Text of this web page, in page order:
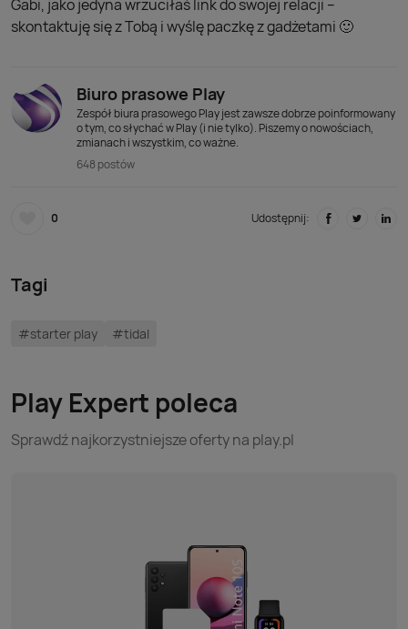
Gabi, jako jedyna wrzuciłaś link do swojej relacji –
skontaktuję się z Tobą i wyślę paczkę z gadżetami 🙂
Biuro prasowe Play
Zespół biura prasowego Play jest zawsze dobrze poinformowany
o tym, co słychać w Play (i nie tylko). Piszemy o nowościach,
zmianach i wszystkim, co ważne.
648 postów
0 Udostępnij:
Tagi
#starter play #tidal
Play Expert poleca
Sprawdź najkorzystniejsze oferty na play.pl